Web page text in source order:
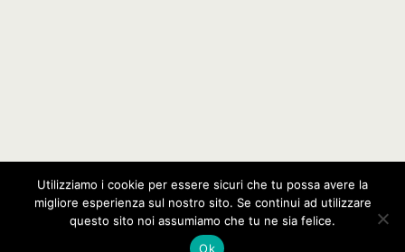
Utilizziamo i cookie per essere sicuri che tu possa avere la
migliore esperienza sul nostro sito. Se continui ad utilizzare
questo sito noi assumiamo che tu ne sia felice.
Ok